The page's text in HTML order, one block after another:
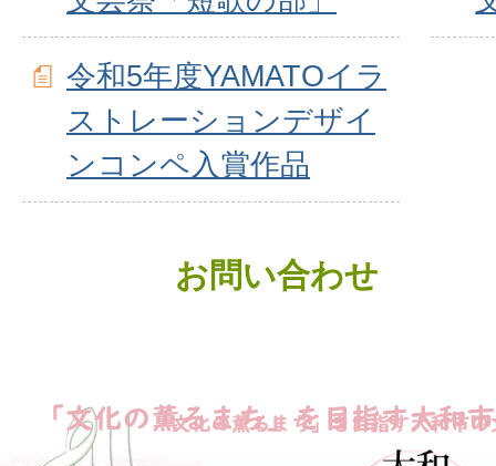
令和5年度YAMATOイラ
ストレーションデザイ
ンコンペ入賞作品
お問い合わせ